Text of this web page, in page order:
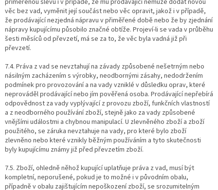
přiměřenou slevu i v případě, že mu prodávající nemůže dodat novou
věc bez vad, vyměnit její součást nebo věc opravit, jakož i v případě,
že prodávající nezjedná nápravu v přiměřené době nebo že by zjednání
nápravy kupujícímu působilo značné obtíže. Projeví-li se vada v průběhu
šesti měsíců od převzetí, má se za to, že věc byla vadná již při
převzetí.
7.4. Práva z vad se nevztahují na závady způsobené nešetrným nebo
násilným zacházením s výrobky, neodbornými zásahy, nedodržením
podmínek pro provozování a na vady vzniklé v důsledku oprav, které
neprováděl prodávající nebo jím pověřená osoba. Prodávající nepřebírá
odpovědnost za vady vyplývající z provozu zboží, funkčních vlastností
a z neodborného používání zboží, stejně jako za vady způsobené
vnějšími událostmi a chybnou manipulací. U zlevněného zboží a zboží
použitého, se záruka nevztahuje na vady, pro které bylo zboží
zlevněno nebo které vznikly běžným používáním a tyto skutečnosti
byly kupujícímu známy již před převzetím zboží.
7.5. Zboží, ohledně něhož kupující uplatňuje práva z vad, musí být
kompletní, neporušené, pokud je to možné i v původním obalu,
případně v obalu zajištujícím nepoškození zboží, se srozumitelným